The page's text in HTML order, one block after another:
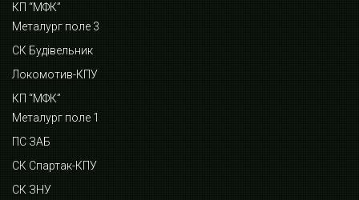
КП “МФК”
Металург поле 3
СК Будівельник
Локомотив-КПУ
КП “МФК”
Металург поле 1
ПС ЗАБ
СК Спартак-КПУ
СК ЗНУ